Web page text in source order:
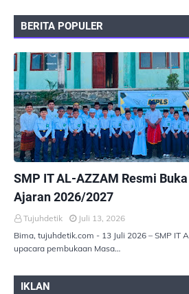
BERITA POPULER
SMP IT AL-AZZAM Resmi
Ajaran 2026/2027
Tujuhdetik
Juli 13, 2026
Bima, tujuhdetik.com - 13 Juli 2026 – SMP IT
upacara pembukaan Masa…
IKLAN